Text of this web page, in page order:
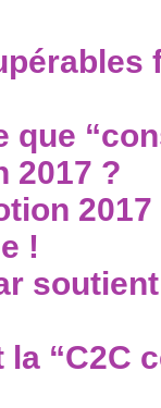
que
2017 ?
!
la “C2C